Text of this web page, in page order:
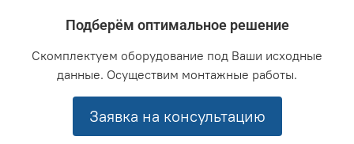
Подберём оптимальное решение
Скомплектуем оборудование под Ваши исходные
данные. Осуществим монтажные работы.
Заявка на консультацию